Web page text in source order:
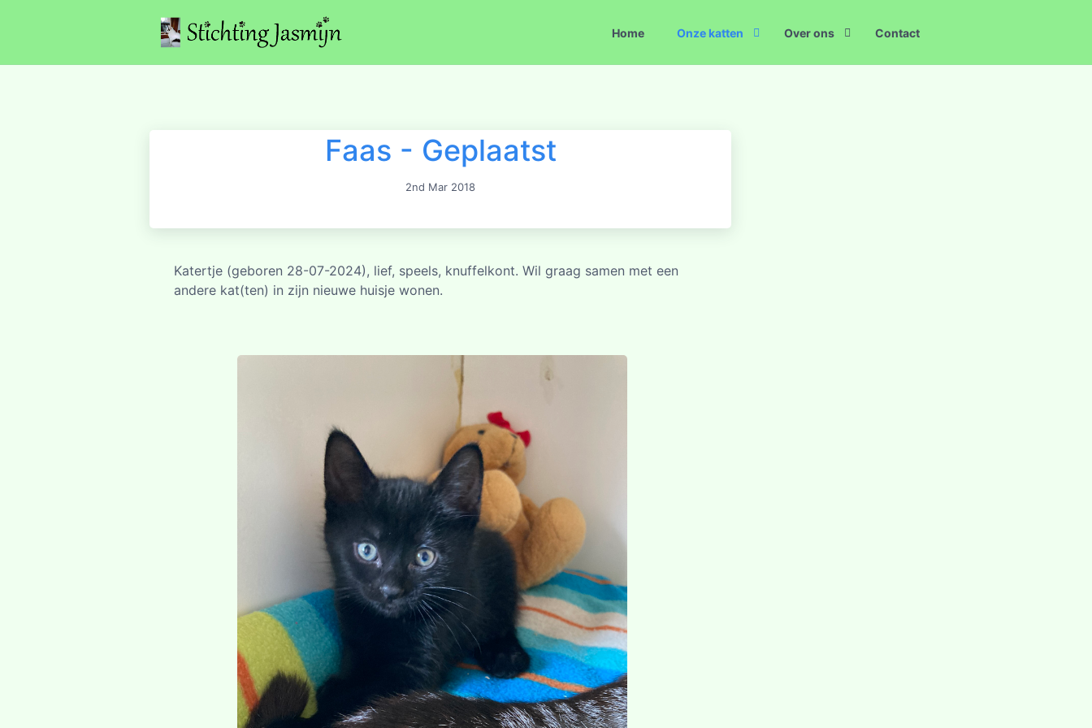
Home Onze katten Over ons Contact
Faas - Geplaatst
2nd Mar 2018
Katertje (geboren 28-07-2024), lief, speels, knuffelkont. Wil graag samen met een
andere kat(ten) in zijn nieuwe huisje wonen.